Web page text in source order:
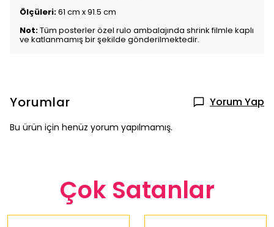
Ölçüleri:61 cm x 91.5 cm
Not:Tüm posterler özel rulo ambalajında shrink filmle kaplı
ve katlanmamış bir şekilde gönderilmektedir.
Yorumlar Yorum Yap
Bu ürün için henüz yorum yapılmamış.
Çok Satanlar